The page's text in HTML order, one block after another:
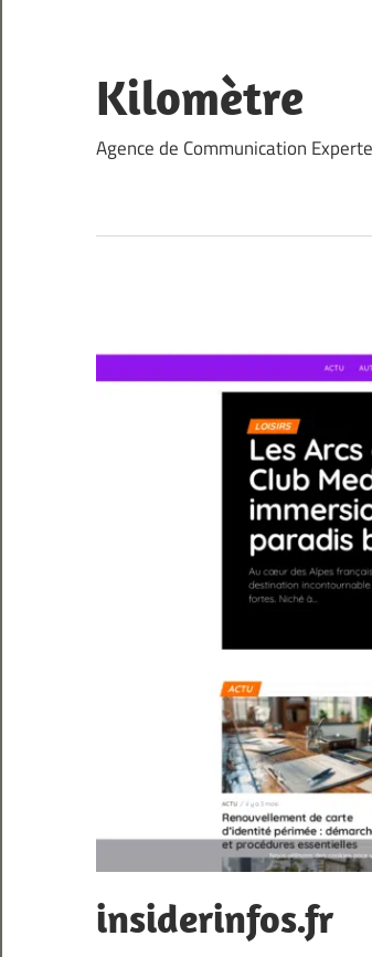
content
Kilomètre
Agence de Communication
insiderinfos.fr